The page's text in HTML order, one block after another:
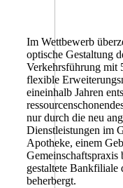
Im Wettbewerb
optische Gestaltung
Verkehrsführung mit
flexible
eineinhalb Jahren
nur durch die neu
Dienstleistungen im
Apotheke, einem
Gemeinschaftspraxis
gestaltete
beherbergt.